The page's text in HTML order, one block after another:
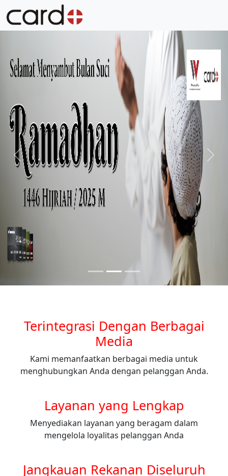
Previous Next
Terintegrasi Dengan Berbagai
Media
Kami memanfaatkan berbagai media untuk
menghubungkan Anda dengan pelanggan Anda.
Layanan yang Lengkap
Menyediakan layanan yang beragam dalam
mengelola loyalitas pelanggan Anda
Jangkauan Rekanan Diseluruh